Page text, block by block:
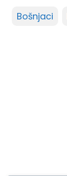
Bošnjaci